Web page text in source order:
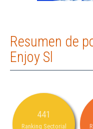
Resumen de
Enjoy Sl
441
Ranking Sectorial